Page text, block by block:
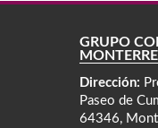
GRUPO
Dirección:
Paseo de
64346,